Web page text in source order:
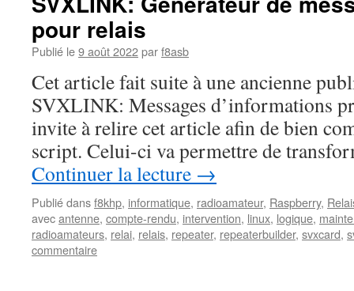
pour relais
Publié le9 août 2022parf8asb
Cet article fait suite à une ancienne
SVXLINK: Messages d’informations
invite à relire cet article afin de bien
script. Celui-ci va permettre de
Continuer la lecture →
Publié dansf8khp, informatique, radioamateur, Raspberry,
avecantenne, compte-rendu, intervention, linux, logique,
radioamateurs, relai, relais, repeater, repeaterbuilder, svxcard,
commentaire